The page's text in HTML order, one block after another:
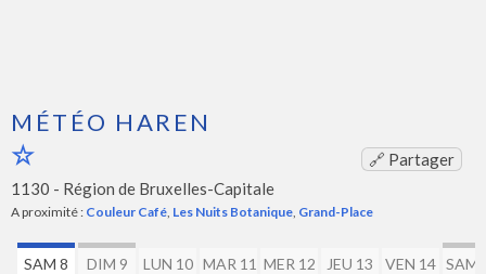
MÉTÉO HAREN
🔗 Partager
1130 - Région de Bruxelles-Capitale
A proximité : Couleur Café, Les Nuits Botanique, Grand-Place
SAM 8 DIM 9 LUN 10 MAR 11 MER 12 JEU 13 VEN 14 SAM